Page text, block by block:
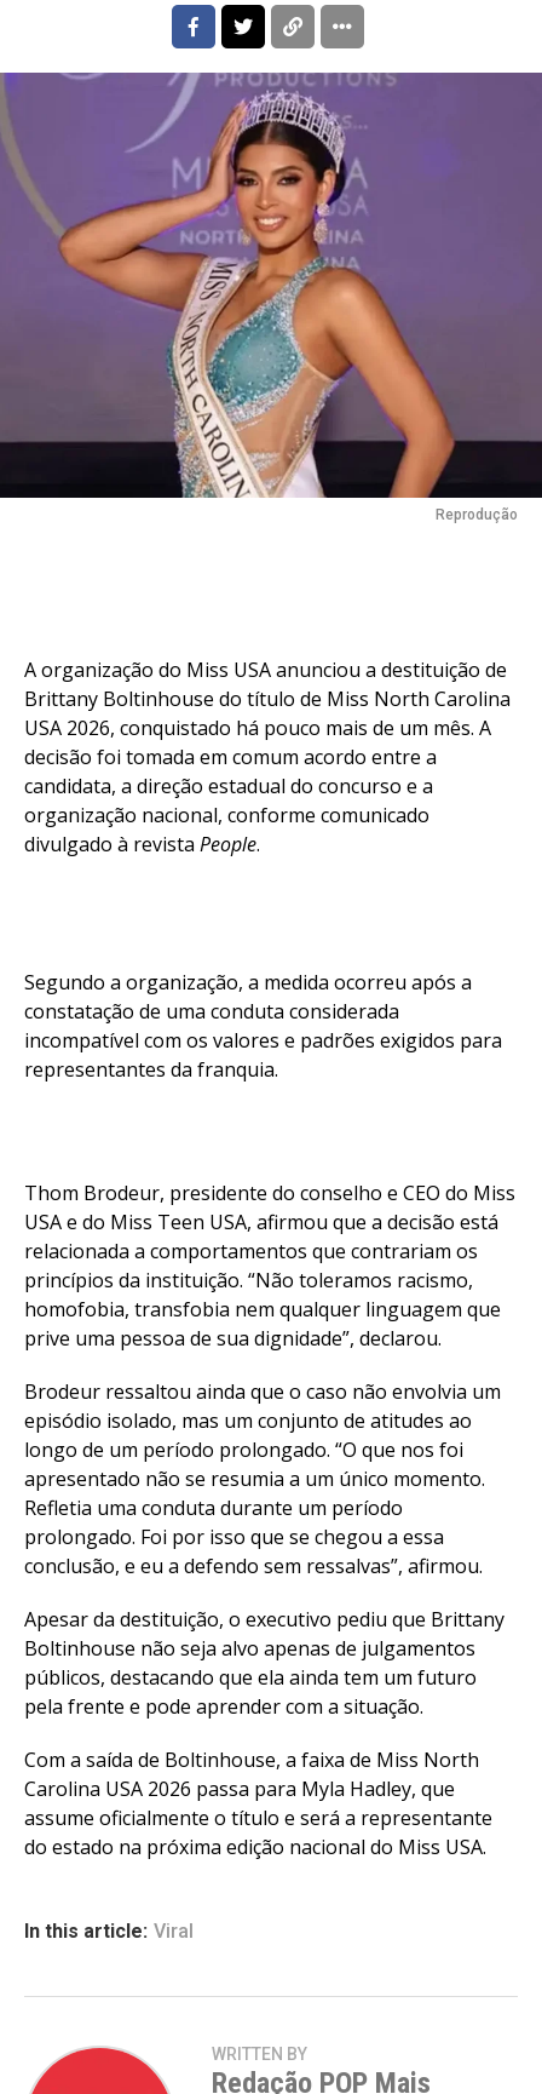
Reprodução
A organização do Miss USA anunciou a destituição de
Brittany Boltinhouse do título de Miss North Carolina
USA 2026, conquistado há pouco mais de um mês. A
decisão foi tomada em comum acordo entre a
candidata, a direção estadual do concurso e a
organização nacional, conforme comunicado
divulgado à revista People.
Segundo a organização, a medida ocorreu após a
constatação de uma conduta considerada
incompatível com os valores e padrões exigidos para
representantes da franquia.
Thom Brodeur, presidente do conselho e CEO do Miss
USA e do Miss Teen USA, afirmou que a decisão está
relacionada a comportamentos que contrariam os
princípios da instituição. “Não toleramos racismo,
homofobia, transfobia nem qualquer linguagem que
prive uma pessoa de sua dignidade”, declarou.
Brodeur ressaltou ainda que o caso não envolvia um
episódio isolado, mas um conjunto de atitudes ao
longo de um período prolongado. “O que nos foi
apresentado não se resumia a um único momento.
Refletia uma conduta durante um período
prolongado. Foi por isso que se chegou a essa
conclusão, e eu a defendo sem ressalvas”, afirmou.
Apesar da destituição, o executivo pediu que Brittany
Boltinhouse não seja alvo apenas de julgamentos
públicos, destacando que ela ainda tem um futuro
pela frente e pode aprender com a situação.
Com a saída de Boltinhouse, a faixa de Miss North
Carolina USA 2026 passa para Myla Hadley, que
assume oficialmente o título e será a representante
do estado na próxima edição nacional do Miss USA.
In this article: Viral
WRITTEN BY
Redação POP Mais